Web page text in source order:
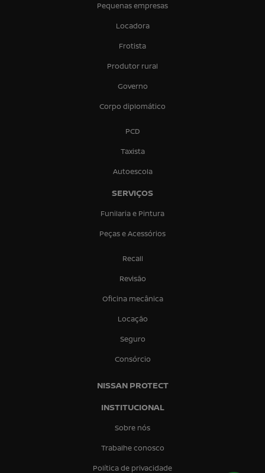
Pequenas empresas
Locadora
Frotista
Produtor rural
Governo
Corpo diplomático
PCD
Taxista
Autoescola
SERVIÇOS
Funilaria e Pintura
Peças e Acessórios
Recall
Revisão
Oficina mecânica
Locação
Seguro
Consórcio
NISSAN PROTECT
INSTITUCIONAL
Sobre nós
Trabalhe conosco
Política de privacidade